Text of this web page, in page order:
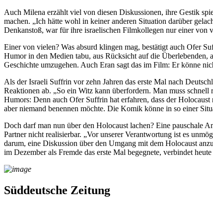
Auch Milena erzählt viel von diesen Diskussionen, ihre Gestik
machen. „Ich hätte wohl in keiner anderen Situation darüber
Denkanstoß, war für ihre israelischen Filmkollegen nur einer von
Einer von vielen? Was absurd klingen mag, bestätigt auch Ofer
Humor in den Medien tabu, aus Rücksicht auf die Überlebenden,
Geschichte umzugehen. Auch Eran sagt das im Film: Er könne
Als der Israeli Suffrin vor zehn Jahren das erste Mal nach
Reaktionen ab. „So ein Witz kann überfordern. Man muss
Humors: Denn auch Ofer Suffrin hat erfahren, dass der
aber niemand benennen möchte. Die Komik könne in so einer
Doch darf man nun über den Holocaust lachen? Eine pauschale
Partner nicht realisierbar. „Vor unserer Verantwortung ist es
darum, eine Diskussion über den Umgang mit dem Holocaust
im Dezember als Fremde das erste Mal begegnete, verbindet
Süddeutsche Zeitung